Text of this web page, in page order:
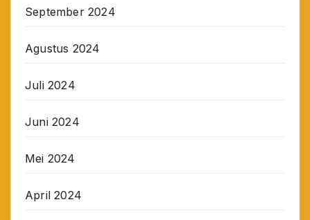
September 2024
Agustus 2024
Juli 2024
Juni 2024
Mei 2024
April 2024